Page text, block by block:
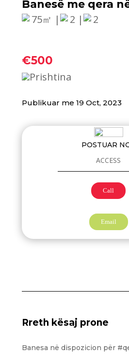
Banesë me qera
75㎡ |
2 | 2
€500
Prishtina
Publikuar me 19 Oct, 2023
POSTUAR
ACCESS
Call
Email
Rreth kësaj prone
Banesa në dispozicion për